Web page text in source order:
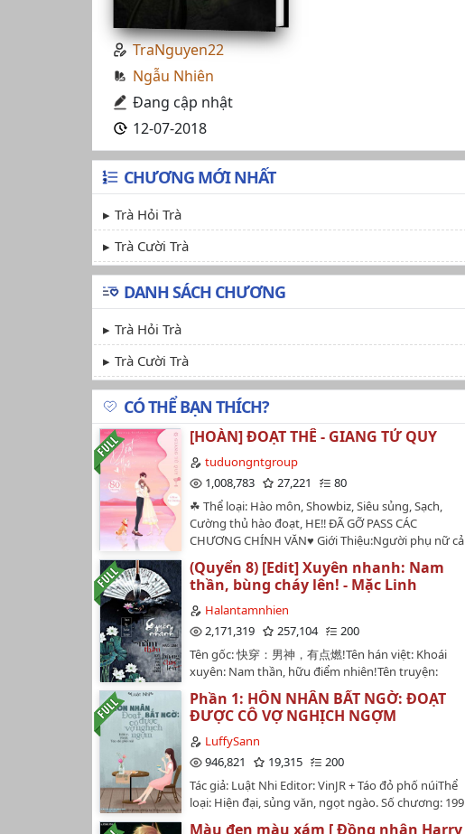
TraNguyen22
Ngẫu Nhiên
Đang cập nhật
12-07-2018
CHƯƠNG MỚI NHẤT
Trà Hỏi Trà
Trà Cười Trà
DANH SÁCH CHƯƠNG
Trà Hỏi Trà
Trà Cười Trà
CÓ THỂ BẠN THÍCH?
[HOÀN] ĐOẠT THÊ - GIANG TỬ QUY
tuduongntgroup
1,008,783
27,221
80
☘ Thể loại: Hào môn, Showbiz, Siêu sủng, Sạch,
Cường thủ hào đoạt, HE‼️ ĐÃ GỠ PASS CÁC
CHƯƠNG CHÍNH VĂN♥ Giới Thiệu:Người phụ nữ cả
đời Bùi Tứ Trăn thương nhớ lại là của người ta.Bạn
gái người ta, vợ người ta.Anh chỉ mới ''nếm'' một
lần đã nghiện.Đổng Từ là thế hệ con nhà giàu đời
thứ ba, thiếu phu nhân hào môn đời thứ hai, và là
nữ minh tinh hạng nhất.Cô hiểu bản thân cần làm
được mục đích lại bị ''nhà cái'' chiếu tướng."Lợi thế
về em, em thuộc về anh."Từ nay về sau, cô chính
thức trở thành đệ nhất phu nhân nhà giàu.------1.
SẠCH - SẠCH - SẠCH 2. Nam truy, thâm tình, truyện
SIÊU NGỌT 3. Nam 9 yêu nữ 9 điên cuồng và có độ
ghen cao :)) 4. Chốt đơn giản lại một câu, đây là câu
chuyện kể về quá trình nam 9 bày mưu tính kế "đào
góc tường" nhà người ta, nữ 9 và nam phụ là hợp
đồng hôn nhân, đôi bên đều có lợi.5. Mình rất cảm
ơn vì mọi người đã quan tâm đến truyện nhưng
(Quyển 8) [Edit] Xuyên nhanh: Nam
thần, bùng cháy lên! - Mặc Linh
Halantamnhien
2,171,319
257,104
200
Tên gốc: 快穿：男神，有点燃!Tên hán việt: Khoái
xuyên: Nam thần, hữu điểm nhiên!Tên truyện:
Xuyên nhanh: Nam thần, bùng cháy lên!Tác giả:
Mặc LinhThể loại: Ngôn tình, cổ đại, hiện đại, xuyên
nhanh, hệ thống, tình cảm, khoa học viễn tưởng,
hài hước, HE,...Edit by Hạ Lan Tâm NhiênẢnh bìa:
Design by Điềm Doãn#Do not re-up#Văn án:Sơ
chết, phiền não duy nhất chính là - tiêu tiền.Từ khi
bị ràng buộc với cái hệ thống này, cô eo không đau,
chân không mỏi, đến cả thở gấp cũng không cần
Phần 1: HÔN NHÂN BẤT NGỜ: ĐOẠT
ĐƯỢC CÔ VỢ NGHỊCH NGỢM
LuffySann
946,821
19,315
200
Tác giả: Luật Nhi Editor: VinJR + Táo đỏ phố núiThể
loại: Hiện đại, sủng văn, ngọt ngào. Số chương: 199
Màu đen màu xám [ Đồng nhân Harry